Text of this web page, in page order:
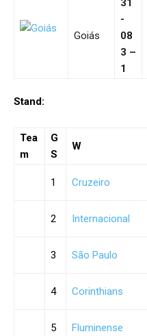
Goiás
31
-
08
3 –
1
Stand:
Tea
m
G
S
W
1 Cruzeiro
2 Internacional
3 São Paulo
4 Corinthians
5 Fluminense